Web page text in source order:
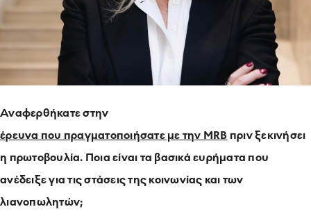
Αναφερθήκατε στην
έρευνα που πραγματοποιήσατε με την MRB πριν ξεκινήσει
η πρωτοβουλία. Ποια είναι τα βασικά ευρήματα που
ανέδειξε για τις στάσεις της κοινωνίας και των
λιανοπωλητών;